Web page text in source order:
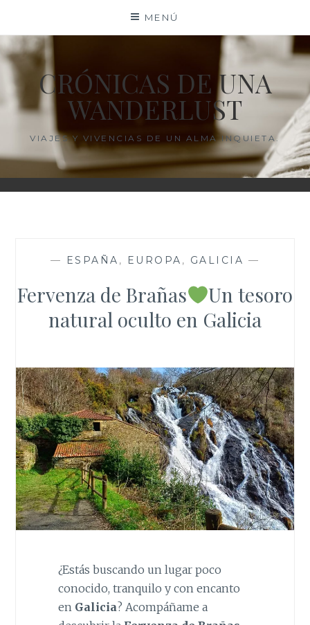
contenido
MENÚ
CRÓNICAS DE UNA
WANDERLUST
VIAJES Y VIVENCIAS DE UN ALMA INQUIETA.
— ESPAÑA , EUROPA , GALICIA —
Fervenza de Brañas
Un tesoro
natural oculto en Galicia
¿Estás buscando un lugar poco
conocido, tranquilo y con encanto
en Galicia? Acompáñame a